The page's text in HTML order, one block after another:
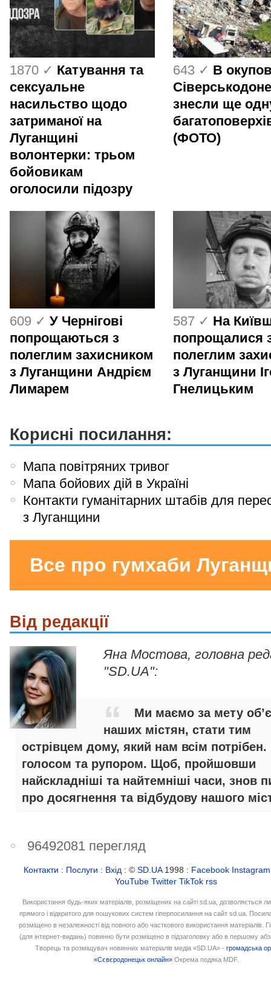
1870 ✓ Катування та
сексуальне
насильство щодо
затриманої на
Луганщині
волонтерки: трьом
бойовикам
оголосили підозру
643 ✓ В
знесли ще
(ФОТО)
609 ✓ У Чернігові
попрощаються з
полеглим захисником
з Луганщини Андрієм
Лимарем
587 ✓ На
попрощалися
полеглим
з Луганщини
Гнелицьким
Корисні посилання:
Мапа повітряних тривог
Мапа бойових дій в Україні
Контакти гуманітарних штабів для
з Луганщини
Все про гумхаби
Від редакції
Яна Мостова, головна
"SD.UA":
Ми маємо за мету
наших містян, стати тим
острівцем дому, який нам всім потрібен.
голосом та рупором. Щоб, пройшовши
найскладніші та найтемніші часи, знов
про досягнення та відбудову нашого
96492081 перегляд
Контакти : Послуги : Вхід : ©SD.UA1998 : Facebook Instagram
YouTube Twitter TikTok rss
Використання будь-яких матеріалів, розміщених на сайті sd.ua, дозволяється
прямого і відкритого для пошукових систем гіперпосилання на сайт sd.ua.
розміщено в незалежності від повного або часткового використання матеріалів.
(для інтернет-видань) повинно бути розміщено в підзаголовку або в першому
Творець та розміщувач новинних матеріалів медіа «SD.UA» -громадська
«Сєвєродонецьк онлайн» Окрема подяка MDF.